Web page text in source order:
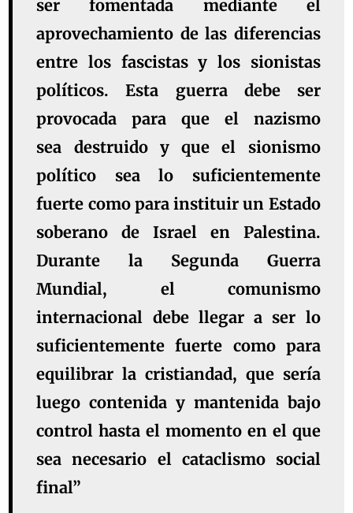
ser fomentada mediante el
aprovechamiento de las diferencias
entre los fascistas y los sionistas
políticos. Esta guerra debe ser
provocada para que el nazismo
sea destruido y que el sionismo
político sea lo suficientemente
fuerte como para instituir un Estado
soberano de Israel en Palestina.
Durante la Segunda Guerra
Mundial, el comunismo
internacional debe llegar a ser lo
suficientemente fuerte como para
equilibrar la cristiandad, que sería
luego contenida y mantenida bajo
control hasta el momento en el que
sea necesario el cataclismo social
final”